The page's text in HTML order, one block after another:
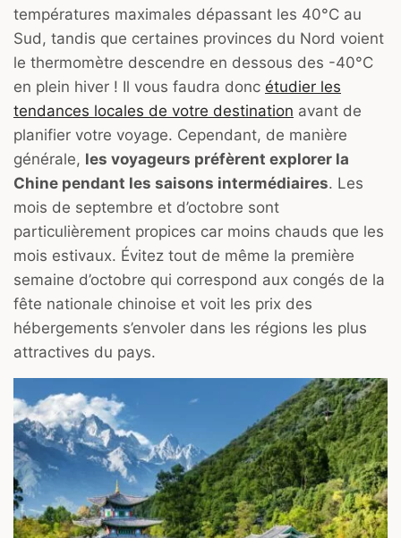
températures maximales dépassant les 40°C au
Sud, tandis que certaines provinces du Nord voient
le thermomètre descendre en dessous des -40°C
en plein hiver ! Il vous faudra donc étudier les
tendances locales de votre destination avant de
planifier votre voyage. Cependant, de manière
générale, les voyageurs préfèrent explorer la
Chine pendant les saisons intermédiaires. Les
mois de septembre et d’octobre sont
particulièrement propices car moins chauds que les
mois estivaux. Évitez tout de même la première
semaine d’octobre qui correspond aux congés de la
fête nationale chinoise et voit les prix des
hébergements s’envoler dans les régions les plus
attractives du pays.